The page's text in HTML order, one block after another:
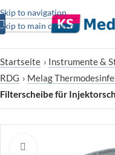
Skip to navigation
Skip to main content
Startseite › Instrumente &
RDG › Melag
Filterscheibe für
Zum Vergrößern